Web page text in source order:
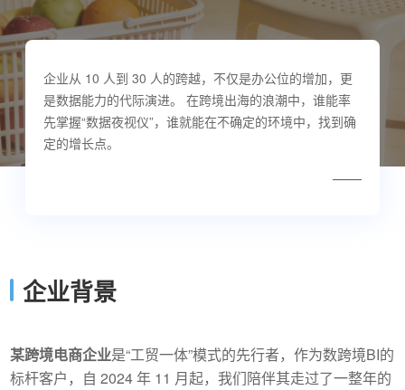
企业从 10 人到 30 人的跨越，不仅是办公位的增加，更
是数据能力的代际演进。 在跨境出海的浪潮中，谁能率
先掌握“数据夜视仪”，谁就能在不确定的环境中，找到确
定的增长点。
——
企业背景
某跨境电商企业是“工贸一体”模式的先行者，作为数跨境BI的
标杆客户，自 2024 年 11 月起，我们陪伴其走过了一整年的